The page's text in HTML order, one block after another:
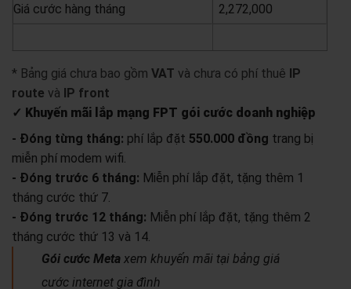
Giá cước hàng tháng
2,272,000
* Bảng giá chưa bao gồm VAT và chưa có phí thuê IP
route và IP front
✓ Khuyến mãi lắp mạng FPT gói cước doanh nghiệp
- Đóng từng tháng: phí lắp đặt 550.000 đồng trang bị
miễn phí modem wifi.
- Đóng trước 6 tháng: Miễn phí lắp đặt, tặng thêm 1
tháng cước thứ 7.
- Đóng trước 12 tháng: Miễn phí lắp đặt, tặng thêm 2
tháng cước thứ 13 và 14.
Gói cước Meta xem khuyến mãi tại bảng giá
cước internet gia đình